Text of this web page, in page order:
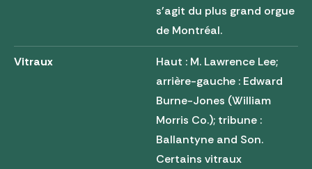
s'agit du plus grand orgue
de Montréal.
Vitraux
Haut : M. Lawrence Lee;
arrière-gauche : Edward
Burne-Jones (William
Morris Co.); tribune :
Ballantyne and Son.
Certains vitraux